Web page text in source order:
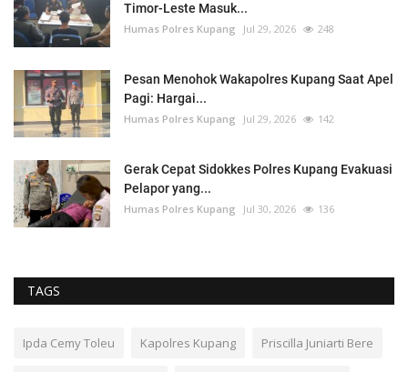
Timor-Leste Masuk...
Humas Polres Kupang Jul 29, 2026 248
Pesan Menohok Wakapolres Kupang Saat Apel
Pagi: Hargai...
Humas Polres Kupang Jul 29, 2026 142
Gerak Cepat Sidokkes Polres Kupang Evakuasi
Pelapor yang...
Humas Polres Kupang Jul 30, 2026 136
TAGS
Ipda Cemy Toleu Kapolres Kupang Priscilla Juniarti Bere